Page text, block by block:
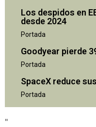
Los despidos en
desde 2024
Portada
Goodyear pierde
Portada
SpaceX reduce
Portada
"